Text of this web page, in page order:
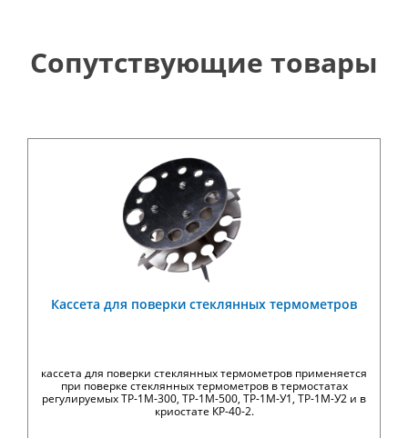
Сопутствующие товары
Кассета для поверки стеклянных термометров
кассета для поверки стеклянных термометров применяется
при поверке стеклянных термометров в термостатах
регулируемых ТР-1М-300, ТР-1М-500, ТР-1М-У1, ТР-1М-У2 и в
криостате КР-40-2.